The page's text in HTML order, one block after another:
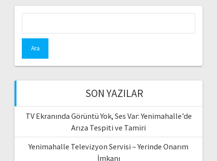
SON YAZILAR
TV Ekranında Görüntü Yok, Ses Var: Yenimahalle’de
Arıza Tespiti ve Tamiri
Yenimahalle Televizyon Servisi – Yerinde Onarım
İmkanı